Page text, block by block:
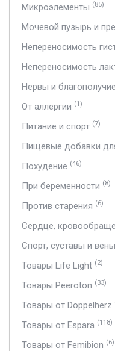
Микроэлементы (85)
Мочевой пузырь и
Непереносимость
Непереносимость
Нервы и благополучие
От аллергии (1)
Питание и спорт (7)
Пищевые добавки
Похудение (46)
При беременности (8)
Против старения (6)
Сердце,
Спорт, суставы и вены
Товары Life Light (2)
Товары Peeroton (33)
Товары от Doppelherz
Товары от Espara (118)
Товары от Femibion (6)